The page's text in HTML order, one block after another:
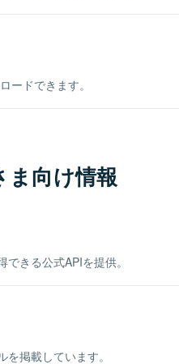
ードできます。
ま向け情報
きる公式APIを提供。
掲載しています。